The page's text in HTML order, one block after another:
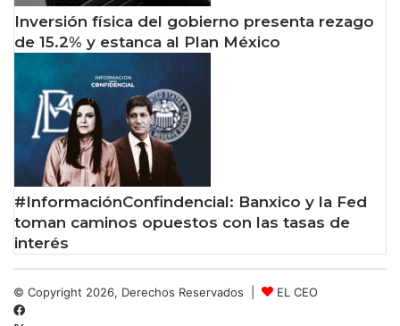
Inversión física del gobierno presenta rezago
de 15.2% y estanca al Plan México
#InformaciónConfindencial: Banxico y la Fed
toman caminos opuestos con las tasas de
interés
© Copyright 2026, Derechos Reservados |
EL CEO